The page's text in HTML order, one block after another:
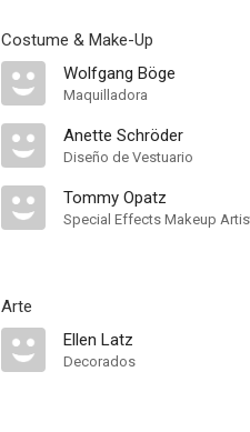
Costume & Make-Up
Wolfgang Böge
Maquilladora
Anette Schröder
Diseño de Vestuario
Tommy Opatz
Special Effects Makeup
Arte
Ellen Latz
Decorados